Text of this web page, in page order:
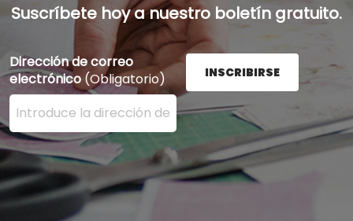
Suscríbete hoy a nuestro boletín gratuito.
Dirección de correo
electrónico (Obligatorio)
Ingrese su dirección de correo electrónico aquí y
INSCRIBIRSE